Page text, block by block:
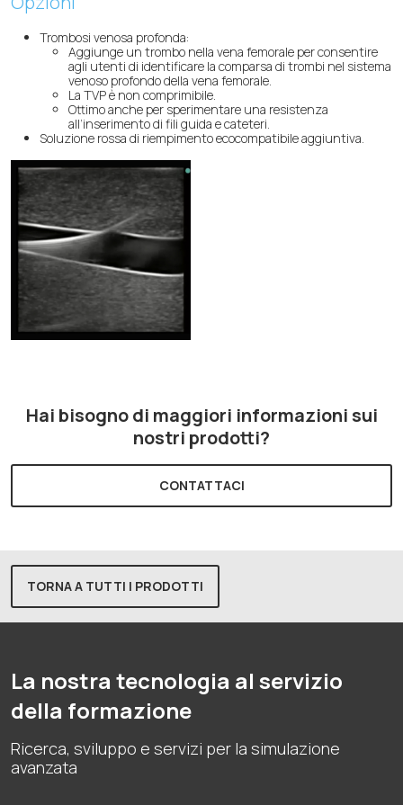
Trombosi venosa profonda:
Aggiunge un trombo nella vena femorale per consentire
agli utenti di identificare la comparsa di trombi nel sistema
venoso profondo della vena femorale.
La TVP è non comprimibile.
Ottimo anche per sperimentare una resistenza
all’inserimento di fili guida e cateteri.
Soluzione rossa di riempimento ecocompatibile aggiuntiva.
Hai bisogno di maggiori informazioni sui
nostri prodotti?
CONTATTACI
TORNA A TUTTI I PRODOTTI
La nostra tecnologia al servizio
della formazione
Ricerca, sviluppo e servizi per la simulazione
avanzata